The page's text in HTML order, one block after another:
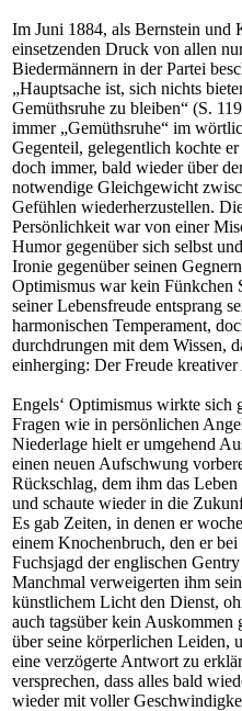
Im Juni 1884, als Bernstein und
einsetzenden Druck von allen
Biedermännern in der Partei
„Hauptsache ist, sich nichts
Gemüthsruhe zu bleiben“ (S.
immer „Gemüthsruhe“ im
Gegenteil, gelegentlich kochte
doch immer, bald wieder über
notwendige Gleichgewicht
Gefühlen wiederherzustellen.
Persönlichkeit war von einer
Humor gegenüber sich selbst
Ironie gegenüber seinen
Optimismus war kein Fünkchen
seiner Lebensfreude entsprang
harmonischen Temperament,
durchdrungen mit dem Wissen,
einherging: Der Freude kreativer
Engels‘ Optimismus wirkte sich
Fragen wie in persönlichen
Niederlage hielt er umgehend
einen neuen Aufschwung
Rückschlag, dem ihm das
und schaute wieder in die
Es gab Zeiten, in denen er
einem Knochenbruch, den er
Fuchsjagd der englischen
Manchmal verweigerten ihm
künstlichem Licht den Dienst,
auch tagsüber kein
über seine körperlichen Leiden,
eine verzögerte Antwort zu
versprechen, dass alles bald
wieder mit voller